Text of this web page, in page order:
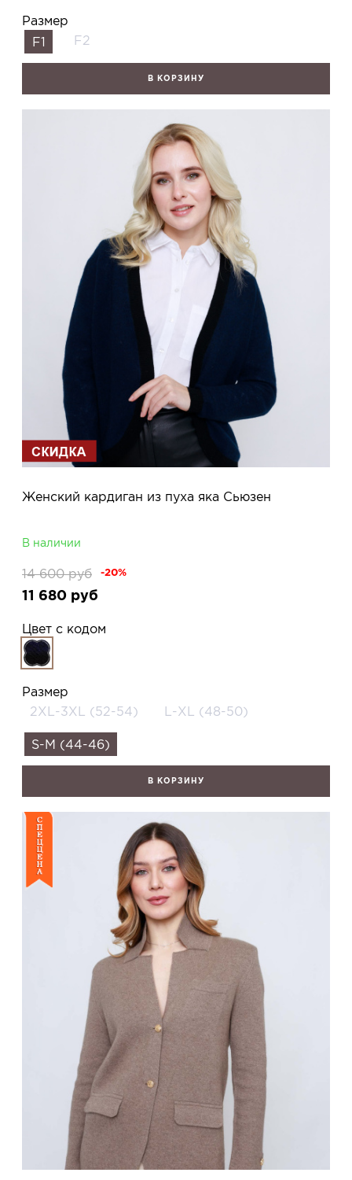
Размер
F1
F2
В КОРЗИНУ
Женский кардиган из пуха яка Сьюзен
В наличии
14 600 руб -20%
11 680 руб
Цвет с кодом
Размер
2XL-3XL (52-54)
L-XL (48-50)
S-M (44-46)
В КОРЗИНУ